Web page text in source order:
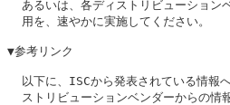
あるいは、各ディストリビューション
  用を、速やかに実施してください。
▼参考リンク
以下に、ISCから発表されている情報
ストリビューションベンダーからの情